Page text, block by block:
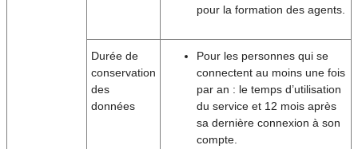
pour la formation des agents.
Durée de
conservation
des
données
Pour les personnes qui se
connectent au moins une fois
par an : le temps d’utilisation
du service et 12 mois après
sa dernière connexion à son
compte.